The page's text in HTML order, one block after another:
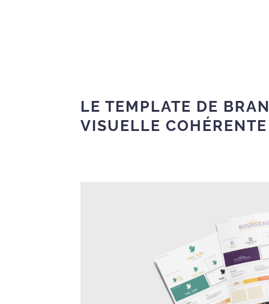
LE TEMPLATE DE
VISUELLE